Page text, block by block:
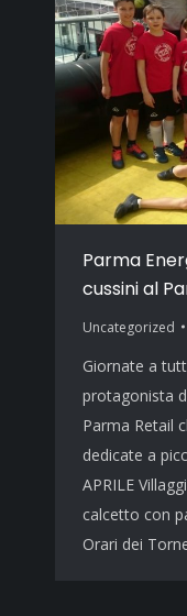
Parma
cussini al
Uncategorized
Giornate a
protagonista
Parma Retail
dedicate a
APRILE
calcetto con
Orari dei